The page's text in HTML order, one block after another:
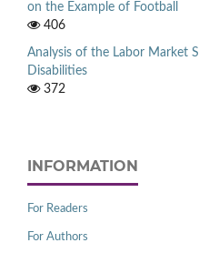
on the Example of Football
406
Analysis of the Labor Market
Disabilities
372
INFORMATION
For Readers
For Authors